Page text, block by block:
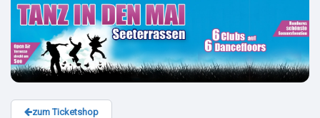
zum Ticketshop